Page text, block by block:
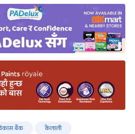
बैंक
कैलाली